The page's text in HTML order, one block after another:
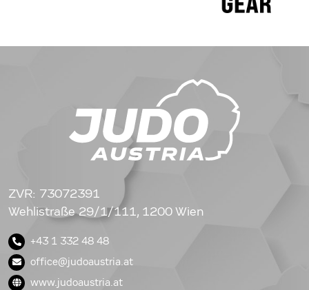
ZVR: 73072391
Wehlistraße 29/1/111, 1200 Wien
+43 1 332 48 48
office@judoaustria.at
www.judoaustria.at